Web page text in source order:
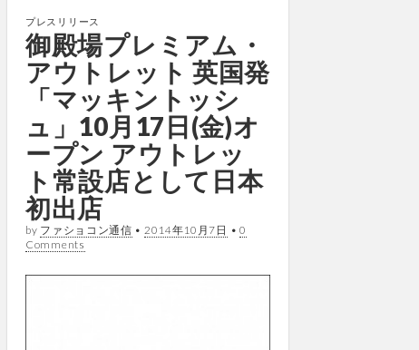
プレスリリース
御殿場プレミアム・
アウトレット 英国発
「マッキントッシ
ュ」10月17日(金)オ
ープン アウトレッ
ト常設店として日本
初出店
by ファショコン通信 • 2014年10月7日 • 0
Comments